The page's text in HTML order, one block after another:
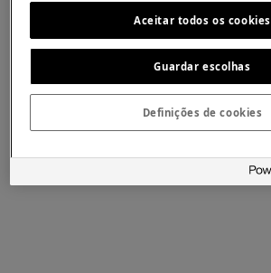
Aceitar todos os cookies
Guardar escolhas
Definições de cookies